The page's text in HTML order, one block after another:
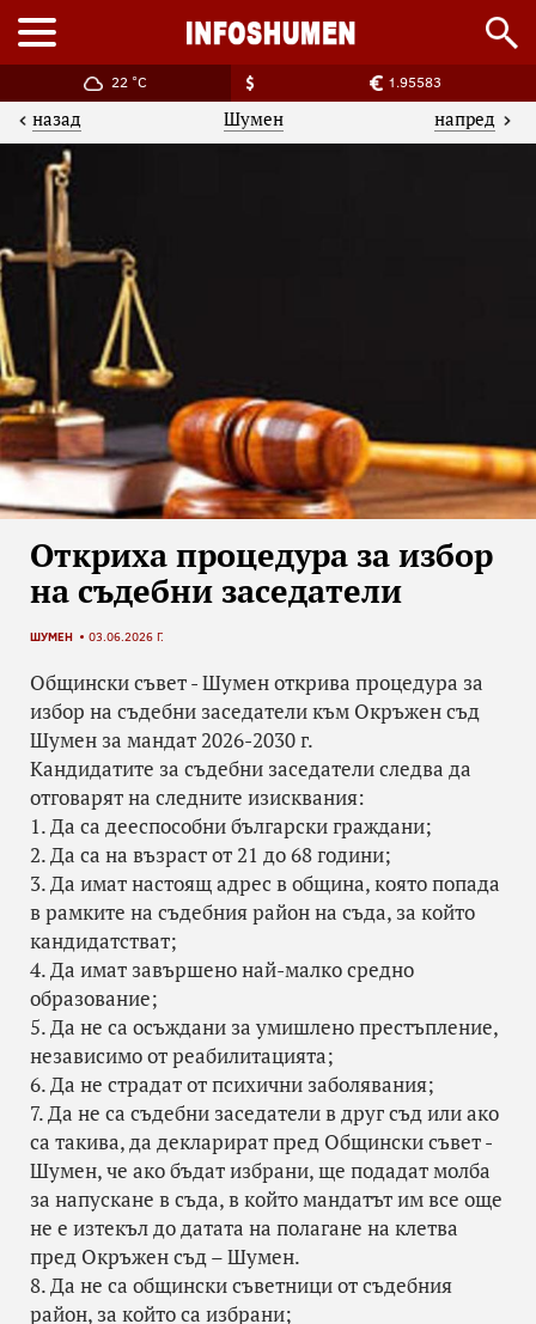
22 °C 1.95583
назад Шумен напред
Откриха процедура за избор
на съдебни заседатели
ШУМЕН 03.06.2026 Г.
Общински съвет - Шумен открива процедура за
избор на съдебни заседатели към Окръжен съд
Шумен за мандат 2026-2030 г.
Кандидатите за съдебни заседатели следва да
отговарят на следните изисквания:
1. Да са дееспособни български граждани;
2. Да са на възраст от 21 до 68 години;
3. Да имат настоящ адрес в община, която попада
в рамките на съдебния район на съда, за който
кандидатстват;
4. Да имат завършено най-малко средно
образование;
5. Да не са осъждани за умишлено престъпление,
независимо от реабилитацията;
6. Да не страдат от психични заболявания;
7. Да не са съдебни заседатели в друг съд или ако
са такива, да декларират пред Общински съвет -
Шумен, че ако бъдат избрани, ще подадат молба
за напускане в съда, в който мандатът им все още
не е изтекъл до датата на полагане на клетва
пред Окръжен съд – Шумен.
8. Да не са общински съветници от съдебния
район, за който са избрани;